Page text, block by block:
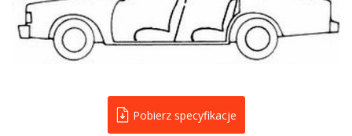
Pobierz specyfikacje